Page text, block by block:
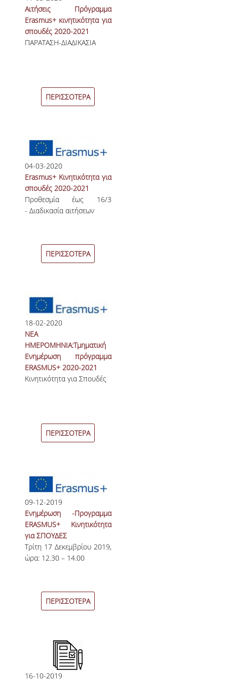
ΔΙΑΤΡΙΒΕΣ
ΕΡΕΥΝΗΤΙΚΑ ΣΕΜΙΝΑΡΙΑ
ΕΠΑΓΓΕΛΜΑΤΙΚΕΣ ΠΡΟΟΠΤΙΚΕΣ
ΕΥΚΑΙΡΙΕΣ ΕΡΓΑΣΙΑΣ
ΕΠΑΓΓΕΛΜΑΤΙΚΗ ΚΑΤΑΡΤΙΣΗ
ΣΥΝΔΕΣΗ ΜΕ ΤΗΝ ΕΠΙΧΕΙΡΗΜΑΤΙΚΗ ΚΟΙΝΟΤΗΤΑ
ΑΝΑΚΟΙΝΩΣΕΙΣ
ΕΚΔΗΛΩΣΕΙΣ
ΠΡΟΚΗΡΥΞΕΙΣ
ΠΡΟΚΗΡΥΞΕΙΣ ΑΠΟΚΤΗΣΗΣ ΑΚΑΔΗΜΑΪΚΗΣ
ΕΜΠΕΙΡΙΑΣ
ΕΠΙΚΟΙΝΩΝΙΑ
Aιτήσεις Πρόγραμμα
Erasmus+ κινητικότητα για
σπουδές 2020-2021
ΠΑΡΑΤΑΣΗ-ΔΙΑΔΙΚΑΣΙΑ
ΠΕΡΙΣΣΟΤΕΡΑ
04-03-2020
Erasmus+ Κινητικότητα για
σπουδές 2020-2021
Προθεσμία έως 16/3
- Διαδικασία αιτήσεων
ΠΕΡΙΣΣΟΤΕΡΑ
18-02-2020
ΝΕΑ
ΗΜΕΡΟΜΗΝΙΑ:Τμηματική
Ενημέρωση πρόγραμμα
ERASMUS+ 2020-2021
Κινητικότητα για Σπουδές
ΠΕΡΙΣΣΟΤΕΡΑ
09-12-2019
Ενημέρωση -Προγραμμα
ERASMUS+ Κινητικότητα
για ΣΠΟΥΔΕΣ
Τρίτη 17 Δεκεμβρίου 2019,
ώρα: 12.30 – 14.00
ΠΕΡΙΣΣΟΤΕΡΑ
16-10-2019